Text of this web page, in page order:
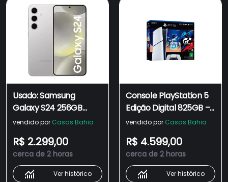
Usado: Samsung
Galaxy S24 256GB
Cinza - Muito Bom
vendido por Casas Bahia
R$ 2.299,00
cerca de 2 horas
Ver histórico
Console PlayStation 5
Edição Digital 825GB –
ASTRO BOT e Gran
vendido por Casas Bahia
R$ 4.599,00
cerca de 2 horas
Ver histórico